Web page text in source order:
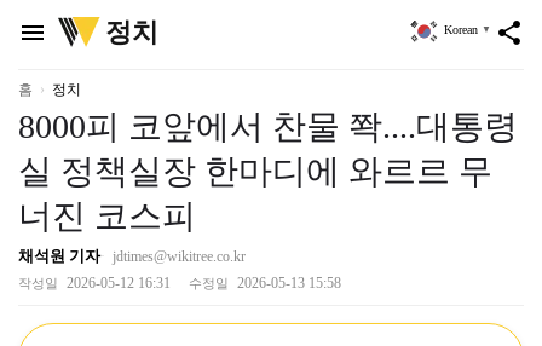
menu
위
키
정치 share
Korean ▼
홈 정치
8000피 코앞에서 찬물 쫙....대통령
실 정책실장 한마디에 와르르 무
너진 코스피
채석원 기자 jdtimes@wikitree.co.kr
작성일 2026-05-12 16:31 수정일 2026-05-13 15:58